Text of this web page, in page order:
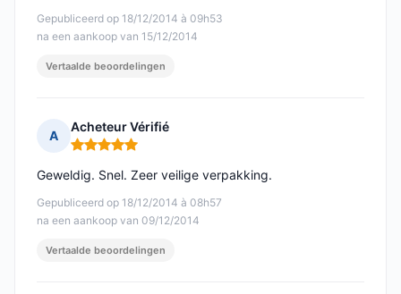
Gepubliceerd op 18/12/2014 à 09h53
na een aankoop van 15/12/2014
Vertaalde beoordelingen
A
Acheteur Vérifié
Opmerking: 5 van 5
Gepubliceerd op 18/12/2014 à 08h57
na een aankoop van 09/12/2014
Geweldig. Snel. Zeer veilige verpakking.
Vertaalde beoordelingen